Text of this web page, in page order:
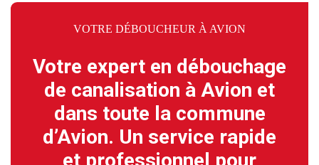
VOTRE DÉBOUCHEUR À AVION
Votre expert en débouchage
de canalisation à Avion et
dans toute la commune
d’Avion. Un service rapide
et professionnel pour